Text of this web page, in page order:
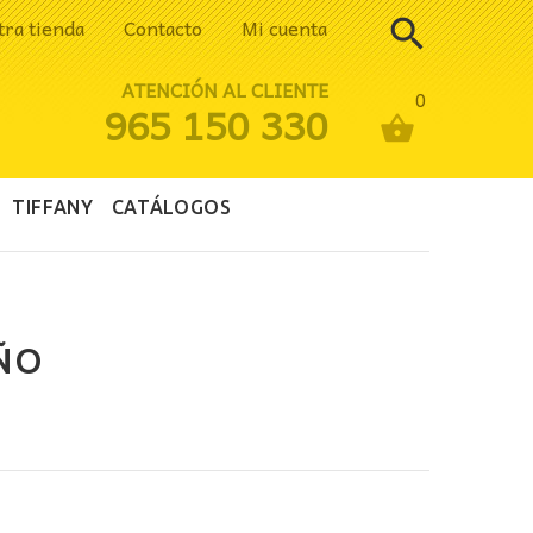
tienda Contacto Mi cuenta
0
ATENCIÓN AL CLIENTE
965 150 330
TIFFANY CATÁLOGOS